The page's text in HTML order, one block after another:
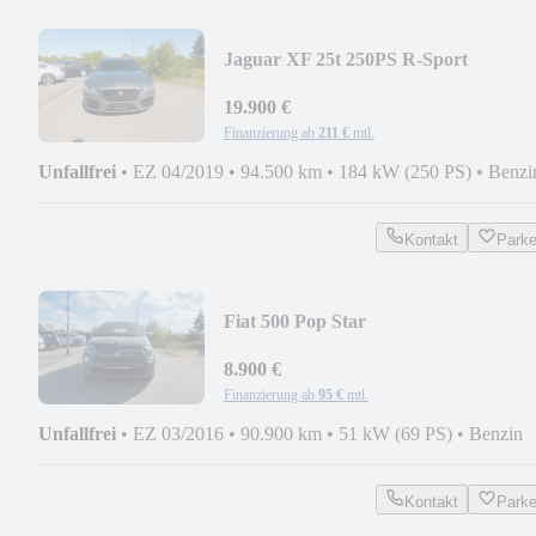
Jaguar XF 25t 250PS R-Sport
19.900 €
Finanzierung ab 211 € mtl.
Unfallfrei • EZ 04/2019 • 94.500 km • 184 kW (250 PS) •
Kontakt
Fiat 500 Pop Star
8.900 €
Finanzierung ab 95 € mtl.
Unfallfrei • EZ 03/2016 • 90.900 km • 51 kW (69 PS) • Benzin
Kontakt